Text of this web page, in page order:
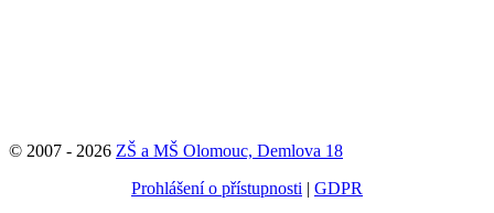
© 2007 - 2026 ZŠ a MŠ Olomouc, Demlova 18
Prohlášení o přístupnosti | GDPR